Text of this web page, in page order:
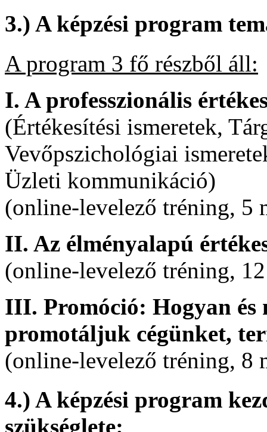
3.) A képzési program
A program 3 fő részből áll:
I. A professzionális
(Értékesítési ismeretek,
Vevőpszichológiai
Üzleti kommunikáció)
(online-levelező tréning, 5
II. Az élményalapú
(online-levelező tréning,
III. Promóció: Hogyan és
promotáljuk cégünket,
(online-levelező tréning, 8
4.) A képzési program
szükséglete: